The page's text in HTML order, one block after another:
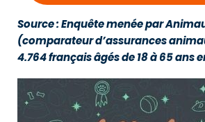
Source : Enquête menée par
(comparateur d’assurances
4.764 français âgés de 18 à 65 ans